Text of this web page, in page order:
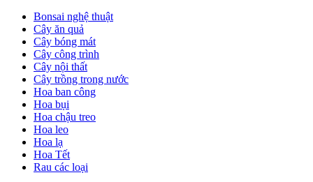
Bonsai nghệ thuật
Cây ăn quả
Cây bóng mát
Cây công trình
Cây nội thất
Cây trồng trong nước
Hoa ban công
Hoa bụi
Hoa chậu treo
Hoa leo
Hoa lạ
Hoa Tết
Rau các loại